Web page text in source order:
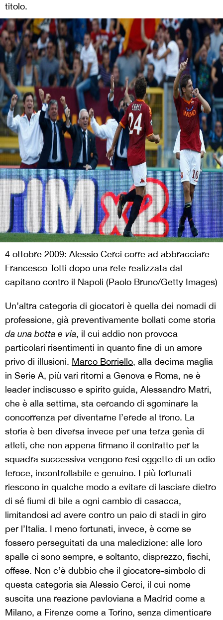
titolo.
4 ottobre 2009: Alessio Cerci corre ad abbracciare
Francesco Totti dopo una rete realizzata dal
capitano contro il Napoli (Paolo Bruno/Getty Images)
Un’altra categoria di giocatori è quella dei nomadi di
professione, già preventivamente bollati come storia
da una botta e via, il cui addio non provoca
particolari risentimenti in quanto fine di un amore
privo di illusioni. Marco Borriello, alla decima maglia
in Serie A, più vari ritorni a Genova e Roma, ne è
leader indiscusso e spirito guida, Alessandro Matri,
che è alla settima, sta cercando di sgominare la
concorrenza per diventarne l’erede al trono. La
storia è ben diversa invece per una terza genìa di
atleti, che non appena firmano il contratto per la
squadra successiva vengono resi oggetto di un odio
feroce, incontrollabile e genuino. I più fortunati
riescono in qualche modo a evitare di lasciare dietro
di sé fiumi di bile a ogni cambio di casacca,
limitandosi ad avere contro un paio di stadi in giro
per l’Italia. I meno fortunati, invece, è come se
fossero perseguitati da una maledizione: alle loro
spalle ci sono sempre, e soltanto, disprezzo, fischi,
offese. Non c’è dubbio che il giocatore-simbolo di
questa categoria sia Alessio Cerci, il cui nome
suscita una reazione pavloviana a Madrid come a
Milano, a Firenze come a Torino, senza dimenticare